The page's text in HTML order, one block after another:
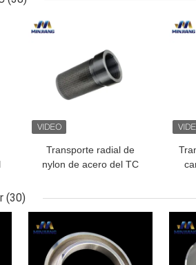
resistencia de desgaste
Transporte radial de
nylon de acero del TC
MEJOR PRECIO
(30)
MEJOR PRECIO